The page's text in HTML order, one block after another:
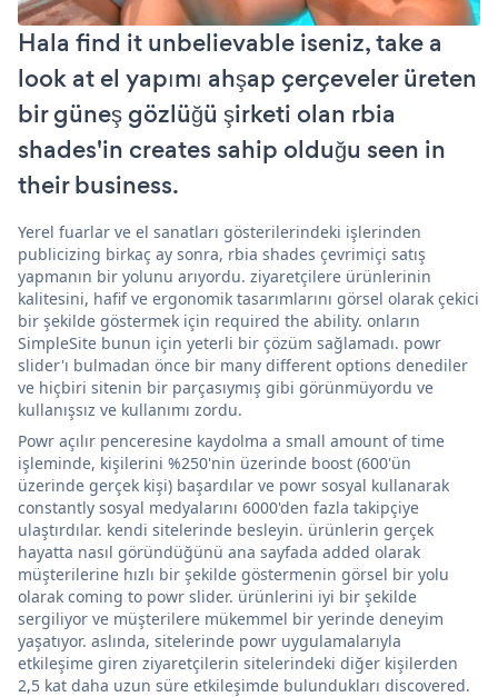
Hala find it unbelievable iseniz, take a
look at el yapımı ahşap çerçeveler üreten
bir güneş gözlüğü şirketi olan rbia
shades'in creates sahip olduğu seen in
their business.
Yerel fuarlar ve el sanatları gösterilerindeki işlerinden
publicizing birkaç ay sonra, rbia shades çevrimiçi satış
yapmanın bir yolunu arıyordu. ziyaretçilere ürünlerinin
kalitesini, hafif ve ergonomik tasarımlarını görsel olarak çekici
bir şekilde göstermek için required the ability. onların
SimpleSite bunun için yeterli bir çözüm sağlamadı. powr
slider'ı bulmadan önce bir many different options denediler
ve hiçbiri sitenin bir parçasıymış gibi görünmüyordu ve
kullanışsız ve kullanımı zordu.
Powr açılır penceresine kaydolma a small amount of time
işleminde, kişilerini %250'nin üzerinde boost (600'ün
üzerinde gerçek kişi) başardılar ve powr sosyal kullanarak
constantly sosyal medyalarını 6000'den fazla takipçiye
ulaştırdılar. kendi sitelerinde besleyin. ürünlerin gerçek
hayatta nasıl göründüğünü ana sayfada added olarak
müşterilerine hızlı bir şekilde göstermenin görsel bir yolu
olarak coming to powr slider. ürünlerini iyi bir şekilde
sergiliyor ve müşterilere mükemmel bir yerinde deneyim
yaşatıyor. aslında, sitelerinde powr uygulamalarıyla
etkileşime giren ziyaretçilerin sitelerindeki diğer kişilerden
2,5 kat daha uzun süre etkileşimde bulundukları discovered.